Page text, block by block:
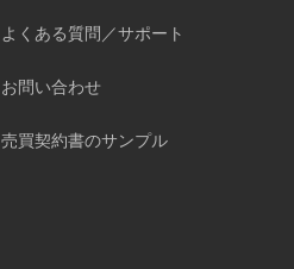
よくある質問／サポート
お問い合わせ
売買契約書のサンプル